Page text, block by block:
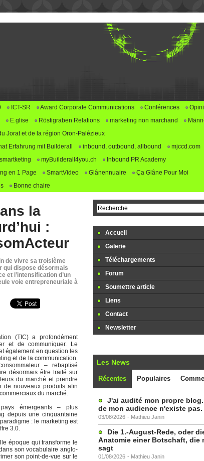
ICT-SR Award Corporate Communications Conférences
E.glise Röstigraben Relations marketing non marchand
Jorat et de la région Oron-Palézieux
Erfahrung mit Builderall inbound, outbound, allbound
mjccd.com
smartketing myBuilderall4you.ch
Inbound PR Academy
en 1 Page SmartVideo Glânennuaire
Ça Glâne Pour Moi
Bonne chaire
la
:
de vivre sa troisième
qui dispose désormais
et l’intensification d’un
voie entrepreneuriale à
(TIC) a profondément
et de communiquer. Le
également en question les
et de la communication.
– rebaptisé
désormais être traité sur
du marché et prendre
de nouveaux produits afin
du marché.
pays émergeants – plus
depuis une cinquantaine
: le marketing est
3.0.
époque qui transforme le
son vocabulaire anglo-
son point-de-vue sur le
Accueil
Galerie
Téléchargements
Forum
Soumettre article
Liens
Contact
Newsletter
Les News
Récentes Populaires
J'ai audité mon propre blog.
de mon audience n'existe pas.
03/08/2026 - Mathieu Janin
Die 1.-August-Rede, oder
Anatomie einer Botschaft, die
sagt
01/08/2026 - Mathieu Janin